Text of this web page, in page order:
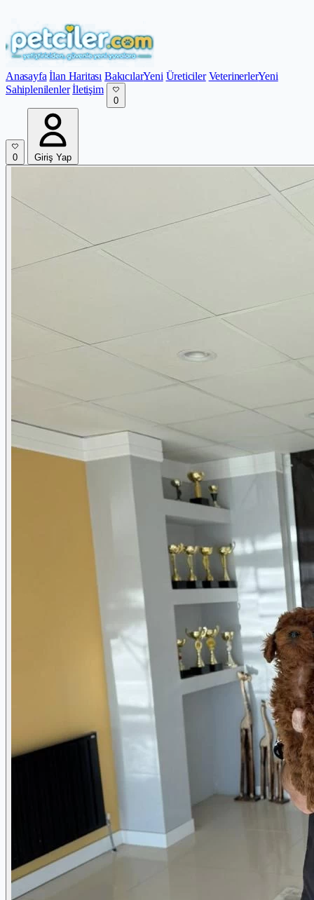
Anasayfa İlan Haritası BakıcılarYeni Üreticiler VeterinerlerYeni
Sahiplenilenler İletişim
0
0 Giriş Yap